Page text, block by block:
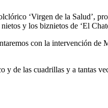
‘Virgen de la Salud’,
y los biznietos de ‘El
con la intervención
de las cuadrillas y a tantas